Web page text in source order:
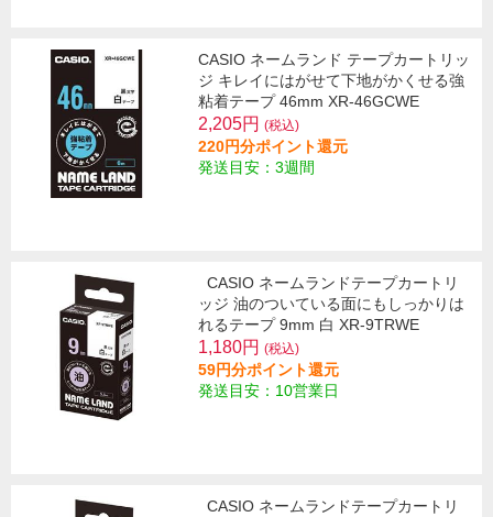
CASIO ネームランド テープカートリッ
ジ キレイにはがせて下地がかくせる強
粘着テープ 46mm XR-46GCWE
2,205円 (税込)
220円分ポイント還元
発送目安：3週間
CASIO ネームランドテープカートリ
ッジ 油のついている面にもしっかりは
れるテープ 9mm 白 XR-9TRWE
1,180円 (税込)
59円分ポイント還元
発送目安：10営業日
CASIO ネームランドテープカートリ